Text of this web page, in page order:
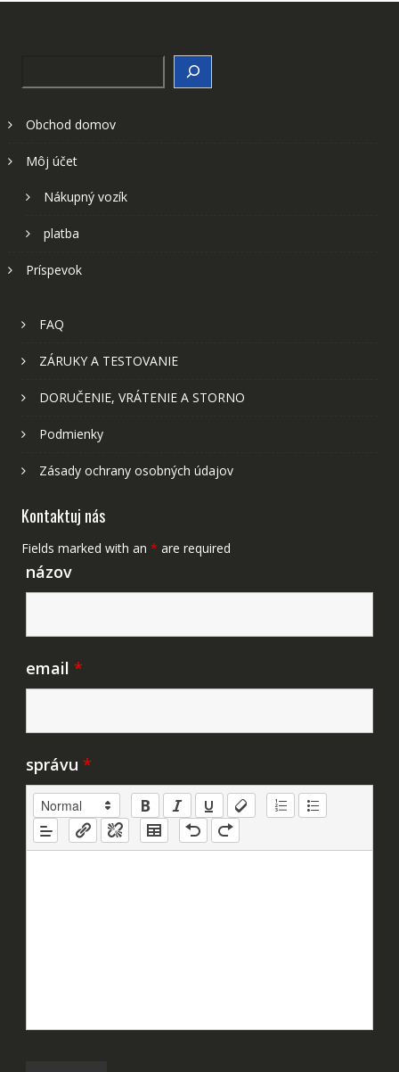
Obchod domov
Môj účet
Nákupný vozík
platba
Príspevok
FAQ
ZÁRUKY A TESTOVANIE
DORUČENIE, VRÁTENIE A STORNO
Podmienky
Zásady ochrany osobných údajov
Kontaktuj nás
Fields marked with an * are required
názov
email *
správu *